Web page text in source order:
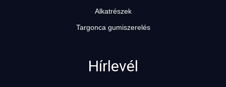
Alkatrészek
Targonca gumiszerelés
Hírlevél